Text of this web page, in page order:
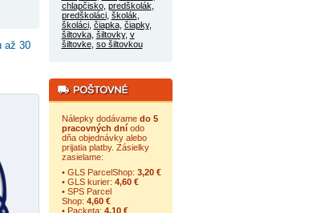
až 30
chlapčisko, predškolák
predškoláci, školák
školáci, čiapka, čiapky,
šiltovka, šiltovky, v
šiltovke, so šiltovkou
Nálepky dodávame do 5
pracovných dníodo
dňa objednávky alebo
prijatia platby. Zásielky
zasielame:
• GLS ParcelShop: 3,20 €
• GLS kurier: 4,60 €
• SPS Parcel
Shop: 4,60 €
• Packeta: 4,10 €